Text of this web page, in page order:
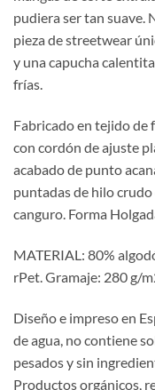
pudiera ser tan suave.
pieza de streetwear
y una capucha
frías.
Fabricado en tejido de
con cordón de ajuste
acabado de punto
puntadas de hilo
canguro. Forma
MATERIAL: 80%
rPet. Gramaje: 280 g/
Diseño e impreso en
de agua, no contiene
pesados y sin
Productos orgánicos,